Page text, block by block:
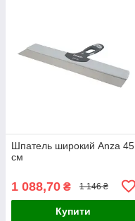
Шпатель широкий Anza 45
см
1 088,70 ₴ 1 146 ₴
Купити